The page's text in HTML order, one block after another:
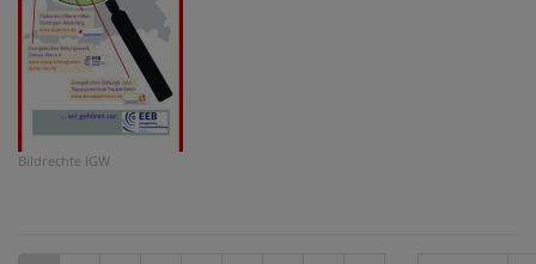
Bildrechte IGW